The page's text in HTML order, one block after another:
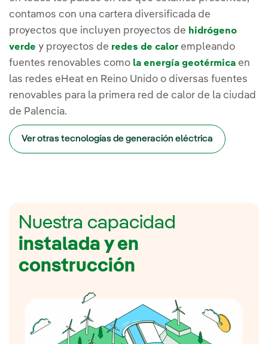
contamos con una cartera diversificada de
proyectos que incluyen proyectos de hidrógeno
verde y proyectos de redes de calor empleando
fuentes renovables como la energía geotérmica en
las redes eHeat en Reino Unido o diversas fuentes
renovables para la primera red de calor de la ciudad
de Palencia.
Ver otras tecnologías de generación eléctrica
Nuestra capacidad
instalada y en
construcción